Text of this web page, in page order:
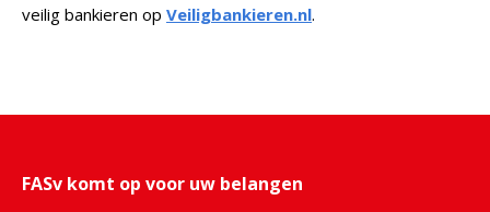
veilig bankieren op Veiligbankieren.nl.
FASv komt op voor uw belangen